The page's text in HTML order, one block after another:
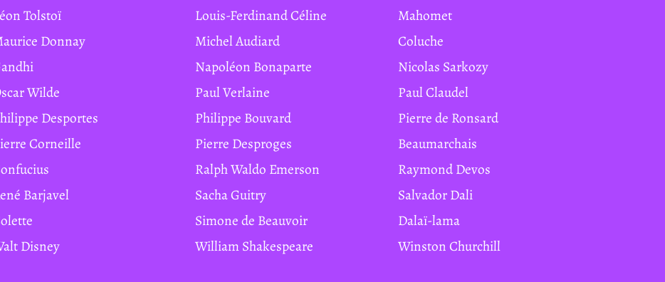
Léon Tolstoï Louis-Ferdinand Céline
Mahomet
Maurice Donnay Michel Audiard
Coluche
Gandhi Napoléon Bonaparte
Nicolas Sarkozy
Oscar Wilde Paul Verlaine
Paul Claudel
Philippe Desportes Philippe Bouvard
Pierre de Ronsard
Pierre Corneille Pierre Desproges
Beaumarchais
Confucius Ralph Waldo Emerson
Raymond Devos
René Barjavel Sacha Guitry
Salvador Dali
Colette Simone de Beauvoir
Dalaï-lama
Walt Disney William Shakespeare
Winston Churchill